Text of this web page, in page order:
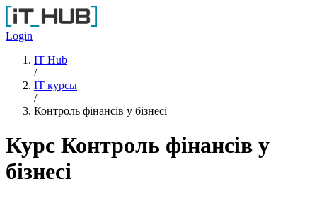
Перейти к основному содержанию
Login
IT Hub
/
IT курсы
/
Контроль фінансів у бізнесі
Курс Контроль фінансів у
бізнесі